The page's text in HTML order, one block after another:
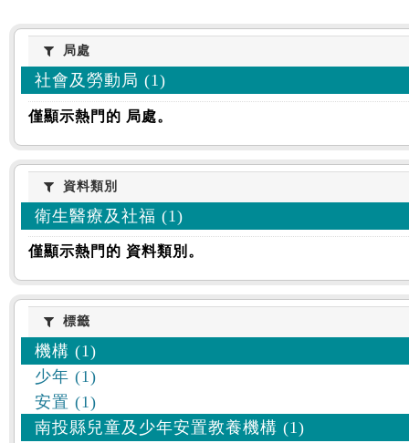
:::
局處局處
社會及勞動局 (1)
僅顯示熱門的 局處。
資料類別
資料類別
衛生醫療及社福 (1)
僅顯示熱門的 資料類別。
標籤標籤
機構 (1)
少年 (1)
安置 (1)
南投縣兒童及少年安置教養機構 (1)